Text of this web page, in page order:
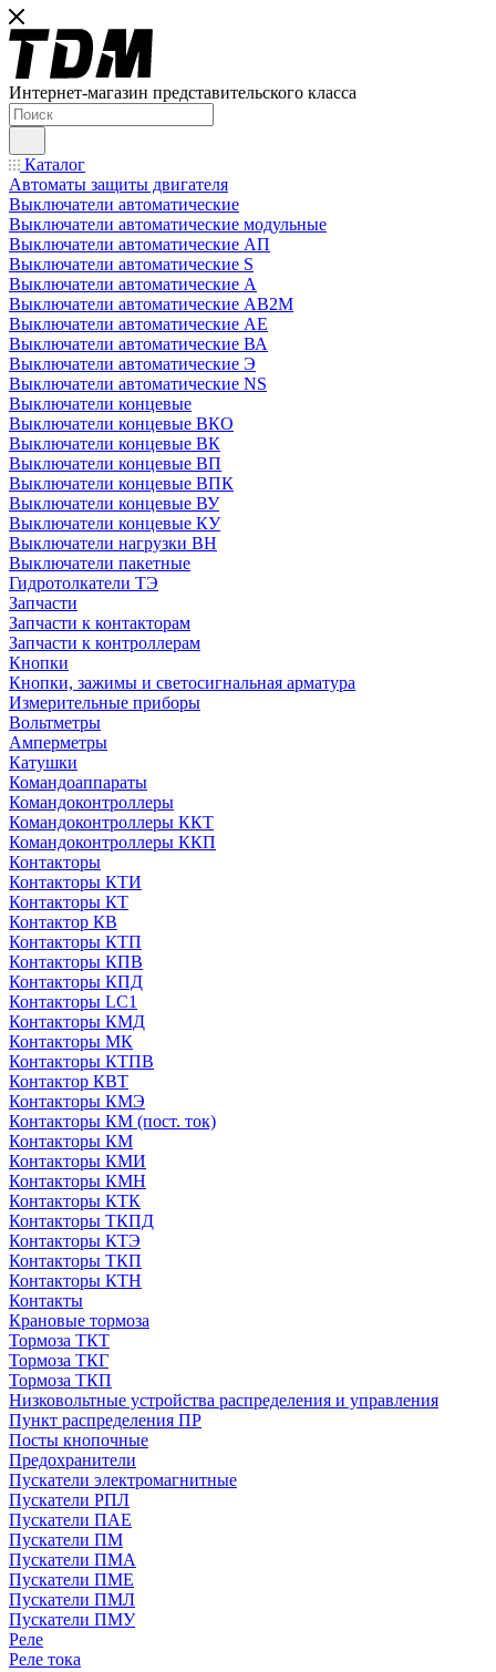
Интернет-магазин представительского класса
Каталог
Автоматы защиты двигателя
Выключатели автоматические
Выключатели автоматические модульные
Выключатели автоматические АП
Выключатели автоматические S
Выключатели автоматические А
Выключатели автоматические АВ2М
Выключатели автоматические АЕ
Выключатели автоматические ВА
Выключатели автоматические Э
Выключатели автоматические NS
Выключатели концевые
Выключатели концевые ВКО
Выключатели концевые ВК
Выключатели концевые ВП
Выключатели концевые ВПК
Выключатели концевые ВУ
Выключатели концевые КУ
Выключатели нагрузки ВН
Выключатели пакетные
Гидротолкатели ТЭ
Запчасти
Запчасти к контакторам
Запчасти к контроллерам
Кнопки
Кнопки, зажимы и светосигнальная арматура
Измерительные приборы
Вольтметры
Амперметры
Катушки
Командоаппараты
Командоконтроллеры
Командоконтроллеры ККТ
Командоконтроллеры ККП
Контакторы
Контакторы КТИ
Контакторы КТ
Контактор КВ
Контакторы КТП
Контакторы КПВ
Контакторы КПД
Контакторы LC1
Контакторы КМД
Контакторы МК
Контакторы КТПВ
Контактор КВТ
Контакторы КМЭ
Контакторы КМ (пост. ток)
Контакторы КМ
Контакторы КМИ
Контакторы КМН
Контакторы КТК
Контакторы ТКПД
Контакторы КТЭ
Контакторы ТКП
Контакторы КТН
Контакты
Крановые тормоза
Тормоза ТКТ
Тормоза ТКГ
Тормоза ТКП
Низковольтные устройства распределения и управления
Пункт распределения ПР
Посты кнопочные
Предохранители
Пускатели электромагнитные
Пускатели РПЛ
Пускатели ПАЕ
Пускатели ПМ
Пускатели ПМА
Пускатели ПМЕ
Пускатели ПМЛ
Пускатели ПМУ
Реле
Реле тока